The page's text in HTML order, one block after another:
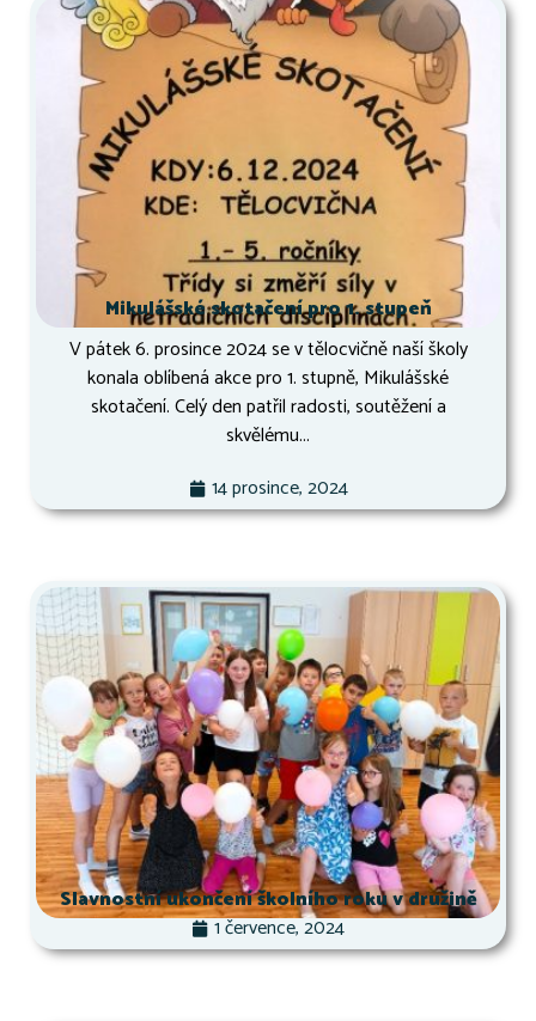
Mikulášské skotačení pro 1. stupeň
V pátek 6. prosince 2024 se v tělocvičně naší školy
konala oblíbená akce pro 1. stupně, Mikulášské
skotačení. Celý den patřil radosti, soutěžení a
skvělému...
14 prosince, 2024
Slavnostní ukončení školního roku v družině
1 července, 2024